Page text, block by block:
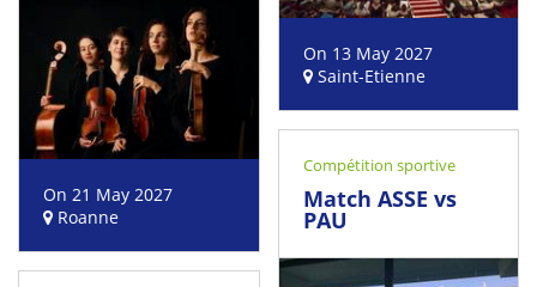
On 13 May 2027
Saint-Etienne
On 21 May 2027
Roanne
Compétition sportive
Match ASSE vs
PAU